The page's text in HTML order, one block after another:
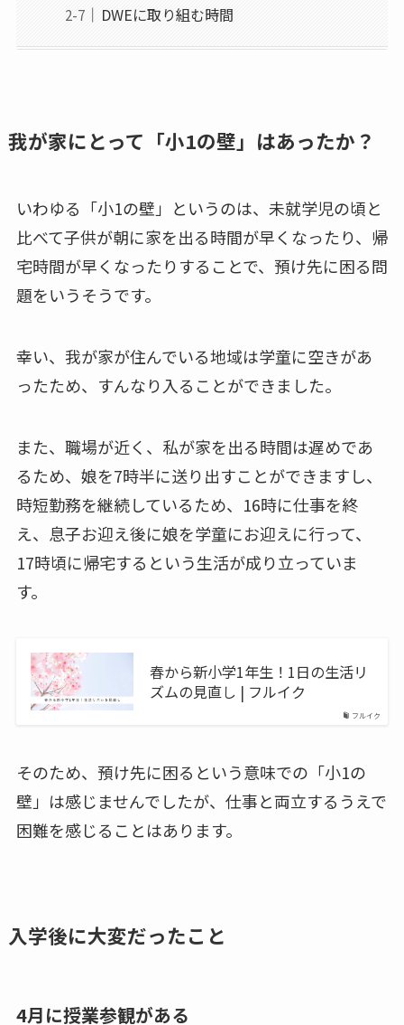
DWEに取り組む時間
我が家にとって「小1の壁」はあったか？
いわゆる「小1の壁」というのは、未就学児の頃と
比べて子供が朝に家を出る時間が早くなったり、帰
宅時間が早くなったりすることで、預け先に困る問
題をいうそうです。
幸い、我が家が住んでいる地域は学童に空きがあ
ったため、すんなり入ることができました。
また、職場が近く、私が家を出る時間は遅めであ
るため、娘を7時半に送り出すことができますし、
時短勤務を継続しているため、16時に仕事を終
え、息子お迎え後に娘を学童にお迎えに行って、
17時頃に帰宅するという生活が成り立っていま
す。
フルイク
春から新小学1年生！1日の生活リ
ズムの見直し | フルイク
そのため、預け先に困るという意味での「小1の
壁」は感じませんでしたが、仕事と両立するうえで
困難を感じることはあります。
入学後に大変だったこと
4月に授業参観がある